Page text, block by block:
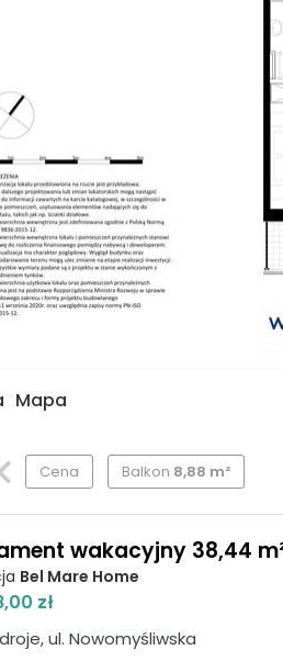
Mapa
Cena Balkon 8,88 m²
wakacyjny 38,44
Bel Mare Home
zł
ul. Nowomyśliwska